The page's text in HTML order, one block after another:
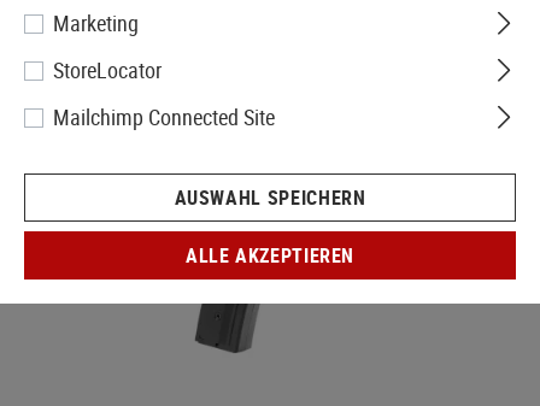
Marketing
StoreLocator
Mailchimp Connected Site
AUSWAHL SPEICHERN
ALLE AKZEPTIEREN